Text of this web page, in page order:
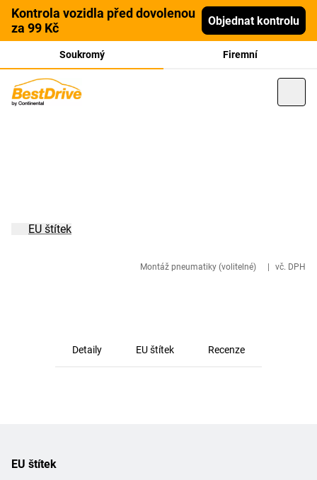
Kontrola vozidla před dovolenou
za 99 Kč
Objednat kontrolu
Soukromý Firemní
Montáž pneumatiky (volitelné) vč. DPH
EU štítek
Detaily EU štítek Recenze
EU štítek